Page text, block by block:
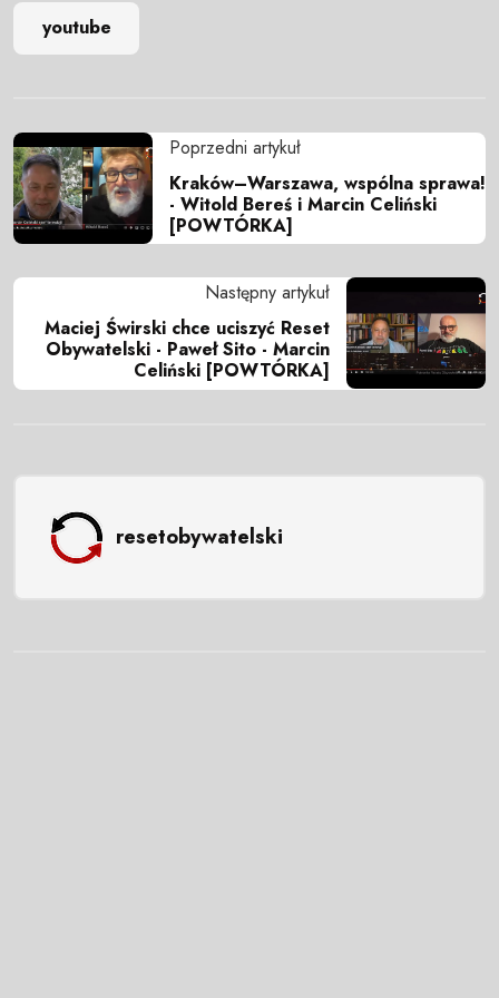
youtube
Poprzedni artykuł
Kraków–Warszawa, wspólna sprawa!
- Witold Bereś i Marcin Celiński
[POWTÓRKA]
Następny artykuł
Maciej Świrski chce uciszyć Reset
Obywatelski - Paweł Sito - Marcin
Celiński [POWTÓRKA]
resetobywatelski